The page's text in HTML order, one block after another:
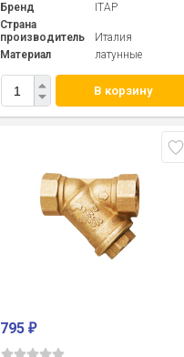
Бренд
ITAP
Страна
производитель
Италия
Материал
латунные
В корзину
795₽